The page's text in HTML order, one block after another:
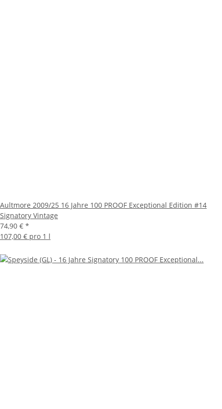
Aultmore 2009/25 16 Jahre 100 PROOF Exceptional Edition #14
Signatory Vintage
74,90 € *
107,00 € pro 1 l